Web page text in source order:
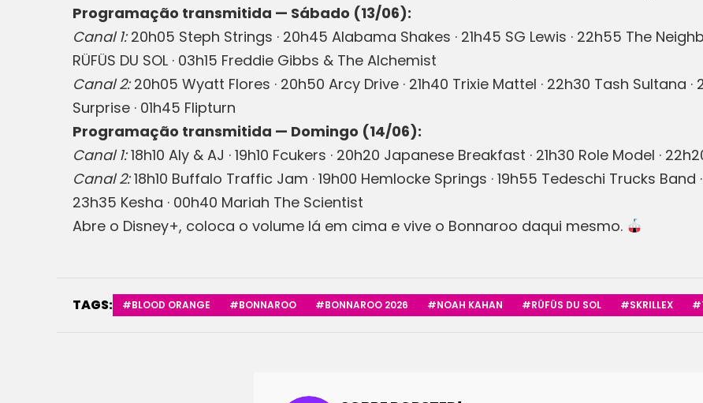
Programação transmitida — Sábado (13/06):
Canal 1:20h05 Steph Strings · 20h45 Alabama Shakes · 21h45 SG Lewis · 22h55 The
RÜFÜS DU SOL · 03h15 Freddie Gibbs & The Alchemist
Canal 2:20h05 Wyatt Flores · 20h50 Arcy Drive · 21h40 Trixie Mattel · 22h30 Tash Sultana
Surprise · 01h45 Flipturn
Programação transmitida — Domingo (14/06):
Canal 1:18h10 Aly & AJ · 19h10 Fcukers · 20h20 Japanese Breakfast · 21h30 Role Model ·
Canal 2:18h10 Buffalo Traffic Jam · 19h00 Hemlocke Springs · 19h55 Tedeschi Trucks Band
23h35 Kesha · 00h40 Mariah The Scientist
Abre o Disney+, coloca o volume lá em cima e vive o Bonnaroo daqui mesmo.
TAGS: #BLOOD ORANGE #BONNAROO #BONNAROO 2026 #NOAH KAHAN #RÜFÜS DU SOL #SKRILLEX